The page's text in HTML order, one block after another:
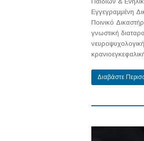
Εγγεγραμμένη
Ποινικό
γνωστική
Διαβάστε